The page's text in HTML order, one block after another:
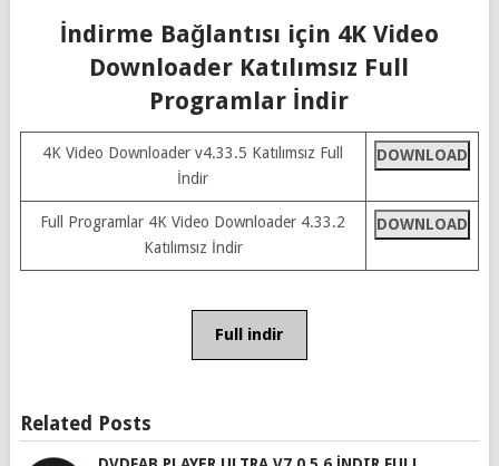
İndirme Bağlantısı için 4K Video
Downloader Katılımsız Full
Programlar İndir
4K Video Downloader v4.33.5 Katılımsız Full
İndir
DOWNLOAD
Full Programlar 4K Video Downloader 4.33.2
Katılımsız İndir
DOWNLOAD
Full indir
Related Posts